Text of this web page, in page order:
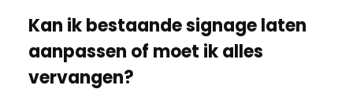
Kan ik bestaande signage laten
aanpassen of moet ik alles
vervangen?